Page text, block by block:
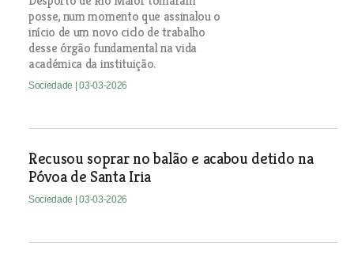
posse, num momento que assinalou o
início de um novo ciclo de trabalho
desse órgão fundamental na vida
académica da instituição.
Sociedade | 03-03-2026
Recusou soprar no balão e acabou detido na
Póvoa de Santa Iria
Sociedade | 03-03-2026